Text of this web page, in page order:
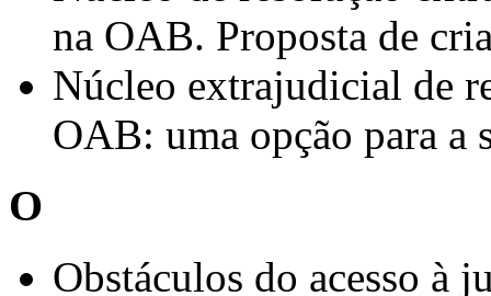
na OAB. Proposta de
Núcleo extrajudicial de
OAB: uma opção para a
O
Obstáculos do acesso à